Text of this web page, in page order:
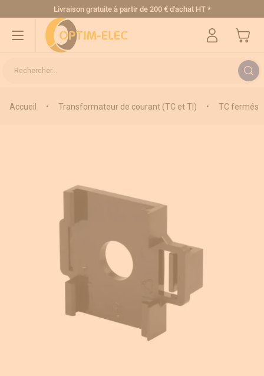
Allez au contenuLivraison gratuite à partir de 200 € d'achat HT *
Mon
Rechercher...
Accueil • Transformateur de courant (TC et TI) • TC fermés